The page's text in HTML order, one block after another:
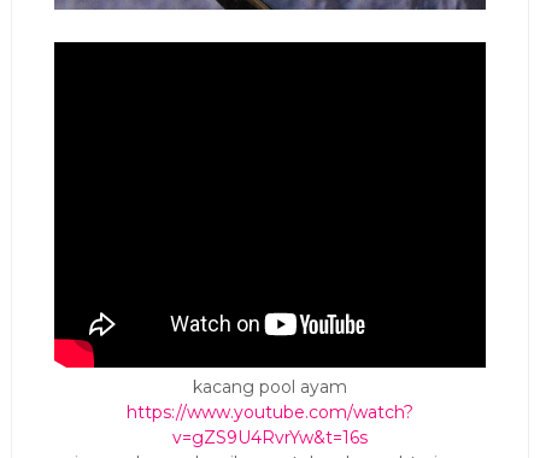
kacang pool ayam
https://www.youtube.com/watch?
v=gZS9U4RvrYw&t=16s